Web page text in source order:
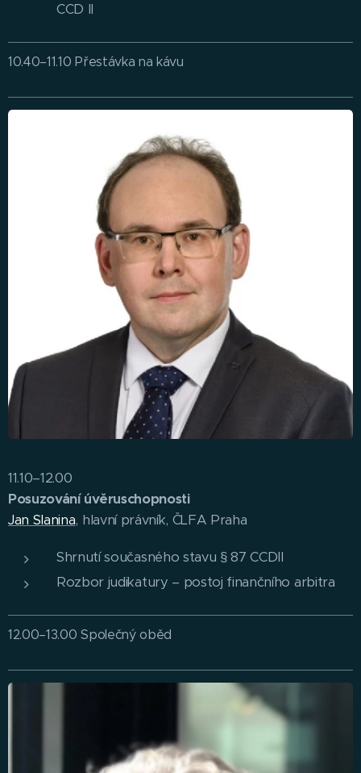
CCD II
10.40–11.10 Přestávka na kávu
11.10–12.00
Posuzování úvěruschopnosti
Jan Slanina, hlavní právník, ČLFA Praha
Shrnutí současného stavu § 87 CCDII
Rozbor judikatury – postoj finančního arbitra
12.00–13.00 Společný oběd